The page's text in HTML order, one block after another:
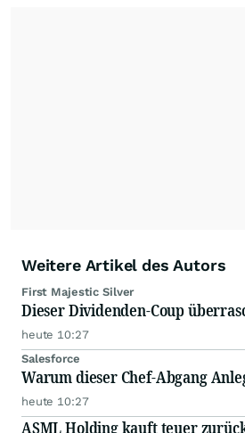
Weitere Artikel des Autors
First Majestic Silver
Dieser Dividenden-Coup
heute 10:27
Salesforce
Warum dieser Chef-Abgang
heute 10:27
ASML Holding kauft teuer